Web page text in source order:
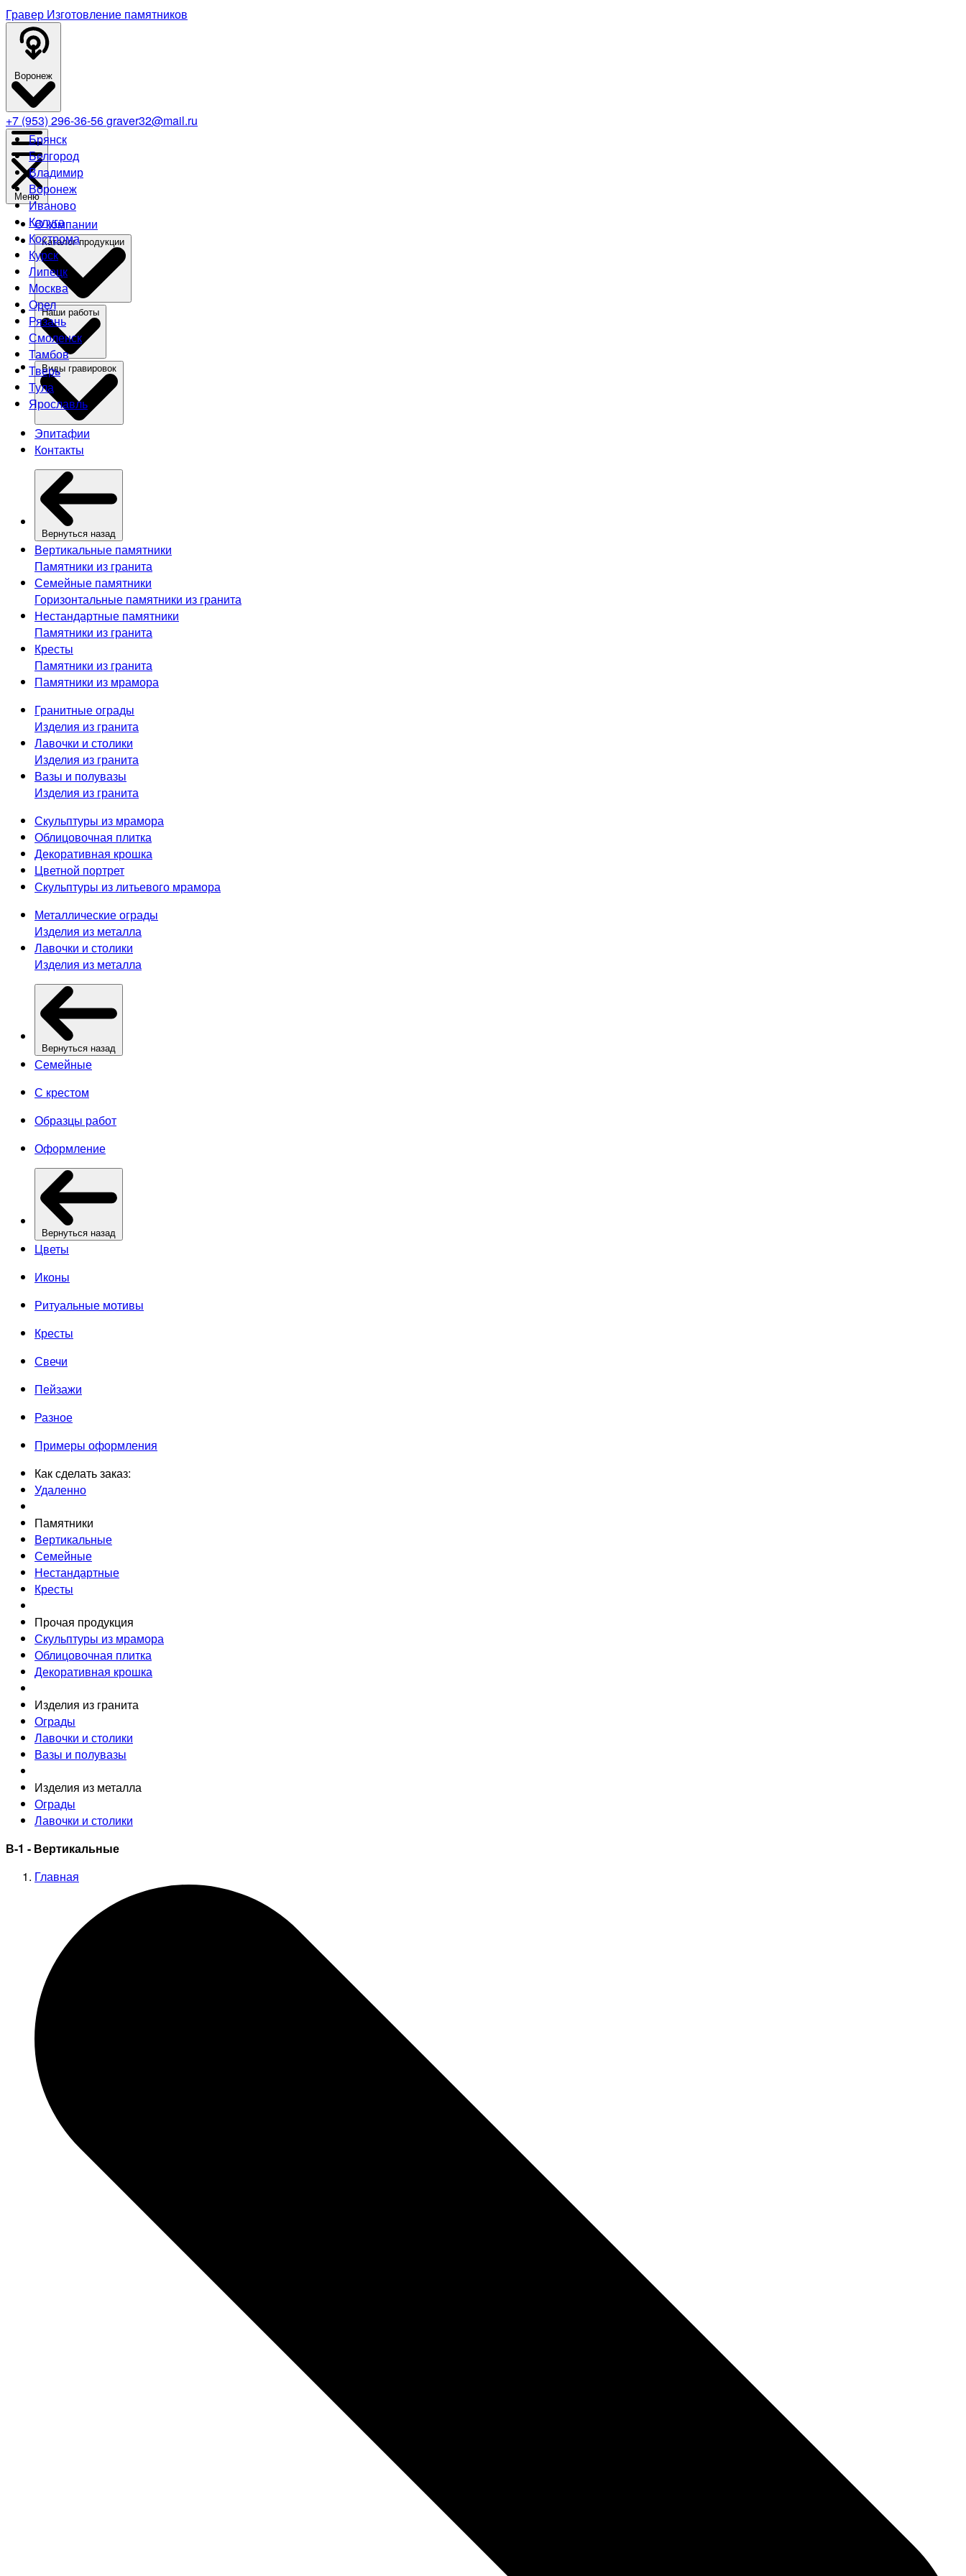
Гравер Изготовление памятников
Воронеж
Брянск
Белгород
Владимир
Воронеж
Иваново
Калуга
Кострома
Курск
Липецк
Москва
Орел
Рязань
Смоленск
Тамбов
Тверь
Тула
Ярославль
+7 (953) 296-36-56graver32@mail.ru
Меню
О компании
Эпитафии
Контакты
Вернуться назад
Вертикальные памятники
Памятники из гранита
Семейные памятники
Горизонтальные памятники из гранита
Нестандартные памятники
Памятники из гранита
Кресты
Памятники из гранита
Памятники из мрамора
Гранитные ограды
Изделия из гранита
Лавочки и столики
Изделия из гранита
Вазы и полувазы
Изделия из гранита
Скульптуры из мрамора
Облицовочная плитка
Декоративная крошка
Цветной портрет
Скульптуры из литьевого мрамора
Металлические ограды
Изделия из металла
Лавочки и столики
Изделия из металла
Вернуться назад
Семейные
С крестом
Образцы работ
Оформление
Вернуться назад
Цветы
Иконы
Ритуальные мотивы
Кресты
Свечи
Пейзажи
Разное
Примеры оформления
Как сделать заказ:
Удаленно
Памятники
Вертикальные
Семейные
Нестандартные
Кресты
Прочая продукция
Скульптуры из мрамора
Облицовочная плитка
Декоративная крошка
Изделия из гранита
Ограды
Лавочки и столики
Вазы и полувазы
Изделия из металла
Ограды
Лавочки и столики
В-1 - Вертикальные
Главная